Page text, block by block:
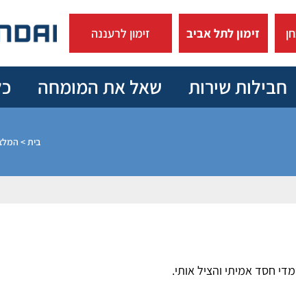
זימון לתל אביב זימון לרעננה
חבילות שירות שאל את המומחה
בית>
חסד אמיתי והציל אותי.